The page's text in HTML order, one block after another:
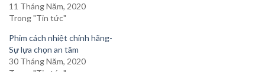
11 Tháng Năm, 2020
Trong "Tin tức"
Phim cách nhiệt chính hãng-
Sự lựa chọn an tâm
30 Tháng Năm, 2020